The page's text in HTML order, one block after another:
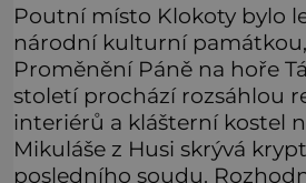
Poutní místo Klokoty bylo
národní kulturní
Proměnění Páně na hoře
století prochází rozsáhlou
interiérů a klášterní kostel
Mikuláše z Husi skrývá
posledního soudu.